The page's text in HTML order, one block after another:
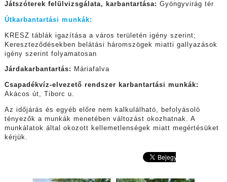
Játszóterek felülvizsgálata, karbantartása: Gyöngyvirág tér
Útkarbantartási munkák:
KRESZ táblák igazítása a város területén igény szerint;
Kereszteződésekben belátási háromszögek miatti gallyazások
igény szerint folyamatosan
Járdakarbantartás: Máriafalva
Csapadékvíz-elvezető rendszer karbantartási munkák:
Akácos út, Tiborc u.
Az időjárás és egyéb előre nem kalkulálható, befolyásoló
tényezők a munkák menetében változást okozhatnak. A
munkálatok által okozott kellemetlenségek miatt megértésüket
kérjük.